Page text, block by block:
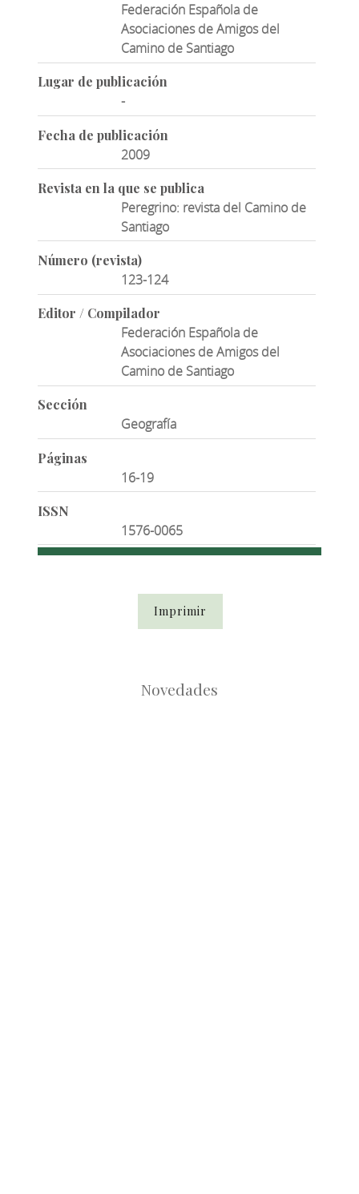
Federación Española de
Asociaciones de Amigos del
Camino de Santiago
Lugar de publicación
-
Fecha de publicación
2009
Revista en la que se publica
Peregrino: revista del Camino de
Santiago
Número (revista)
123-124
Editor / Compilador
Federación Española de
Asociaciones de Amigos del
Camino de Santiago
Sección
Geografía
Páginas
16-19
ISSN
1576-0065
Imprimir
Novedades